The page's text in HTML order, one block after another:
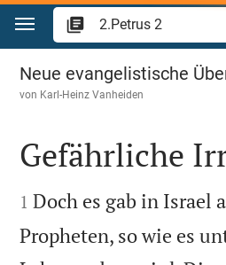
Zum Inhalt springen
2.Petrus 2
Neue evangelistische
von Karl-Heinz Vanheiden

Gefährliche

1 Doch es gab in Israel
Propheten, so wie es